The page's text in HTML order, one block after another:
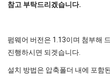
참고 부탁드리겠습니다.
펌웨어 버전은 1.13이며 첨부해
진행하시면 되겟습니다.
설치 방법은 압축폴더 내에 포함된